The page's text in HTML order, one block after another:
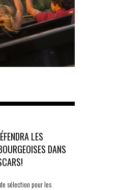
LES
DANS
sélection pour les